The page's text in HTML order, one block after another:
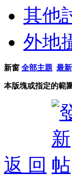
其他
外地
新窗 全部主題 最新
本版塊或指定的範
返 回